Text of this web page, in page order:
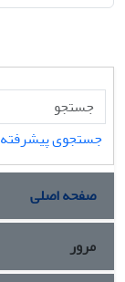
جستجوی پیشرفته
صفحه اصلی
مرور